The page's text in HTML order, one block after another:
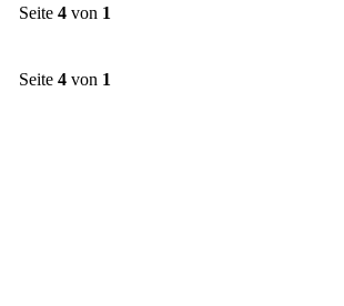
Seite 4 von 1
Seite 4 von 1